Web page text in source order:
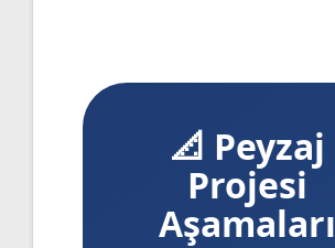
📐 Peyzaj
Projesi
Aşamaları